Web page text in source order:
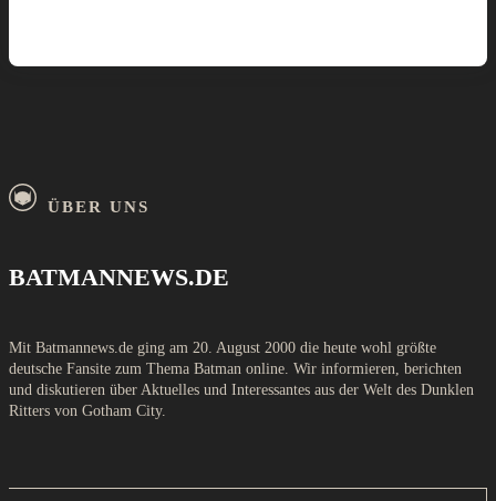
ÜBER UNS
BATMANNEWS.DE
Mit Batmannews.de ging am 20. August 2000 die heute wohl größte
deutsche Fansite zum Thema Batman online. Wir informieren, berichten
und diskutieren über Aktuelles und Interessantes aus der Welt des Dunklen
Ritters von Gotham City.